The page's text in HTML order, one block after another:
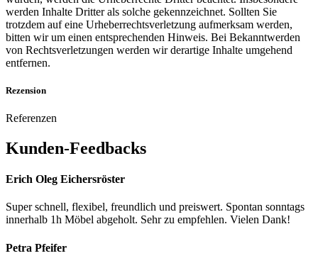
werden Inhalte Dritter als solche gekennzeichnet. Sollten Sie
trotzdem auf eine Urheberrechtsverletzung aufmerksam werden,
bitten wir um einen entsprechenden Hinweis. Bei Bekanntwerden
von Rechtsverletzungen werden wir derartige Inhalte umgehend
entfernen.
Rezension
Referenzen
Kunden-Feedbacks
Erich Oleg Eichersröster
Super schnell, flexibel, freundlich und preiswert. Spontan sonntags
innerhalb 1h Möbel abgeholt. Sehr zu empfehlen. Vielen Dank!
Petra Pfeifer